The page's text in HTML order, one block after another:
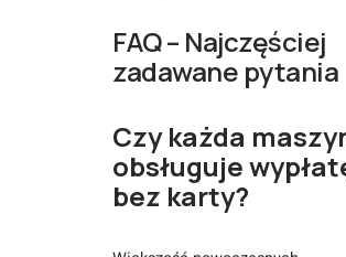
FAQ – Najczęściej
zadawane pytania
Czy każda
obsługuje
bez karty?